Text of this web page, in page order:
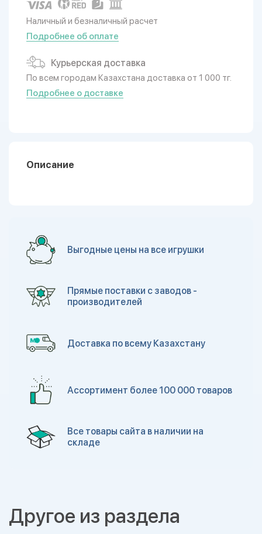
Наличный и безналичный расчет
Подробнее об оплате
Курьерская доставка
По всем городам Казахстана доставка от 1 000 тг.
Подробнее о доставке
Описание
Выгодные цены на все игрушки
Прямые поставки с заводов -
производителей
Доставка по всему Казахстану
Ассортимент более 100 000 товаров
Все товары сайта в наличии на
складе
Другое из раздела